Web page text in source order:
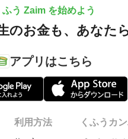
ふう Zaim を始めよう
のお金も、 あなた
アプリはこちら
利用方法 くふうカ